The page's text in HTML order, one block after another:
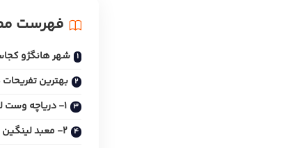
فهرست
شهر هانگژو
بهترین تفریحات
1- دریاچه وست لیک (West Lake)
2- معبد لینگین (Lingyin Temple)